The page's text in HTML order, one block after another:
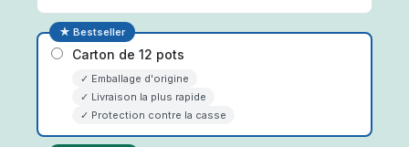
★ Bestseller
Carton de 12 pots
✓ Emballage d'origine
✓ Livraison la plus rapide
✓ Protection contre la casse